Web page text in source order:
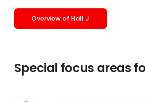
Overview of Hall J
Special focus areas